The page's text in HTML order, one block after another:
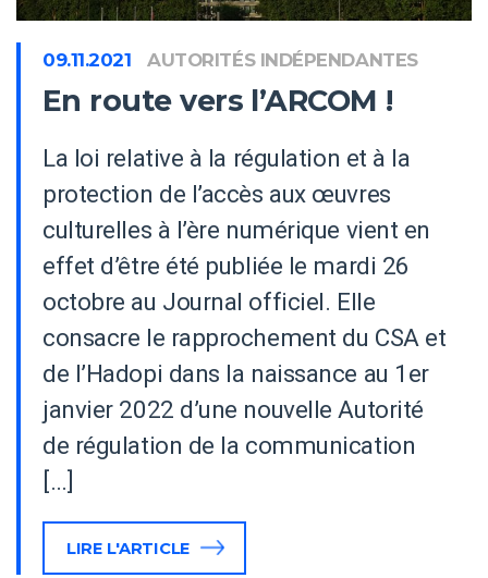
09.11.2021 AUTORITÉS INDÉPENDANTES
En route vers l’ARCOM !
La loi relative à la régulation et à la
protection de l’accès aux œuvres
culturelles à l’ère numérique vient en
effet d’être été publiée le mardi 26
octobre au Journal officiel. Elle
consacre le rapprochement du CSA et
de l’Hadopi dans la naissance au 1er
janvier 2022 d’une nouvelle Autorité
de régulation de la communication
[…]
LIRE L'ARTICLE